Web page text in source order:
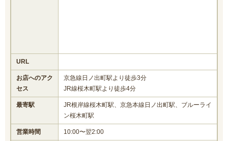
URL
お店へのアク
セス
京急線日ノ出町駅より徒歩3分
JR線桜木町駅より徒歩4分
最寄駅
JR根岸線桜木町駅、京急本線日ノ出町駅、ブルーライ
ン桜木町駅
営業時間 10:00〜翌2:00